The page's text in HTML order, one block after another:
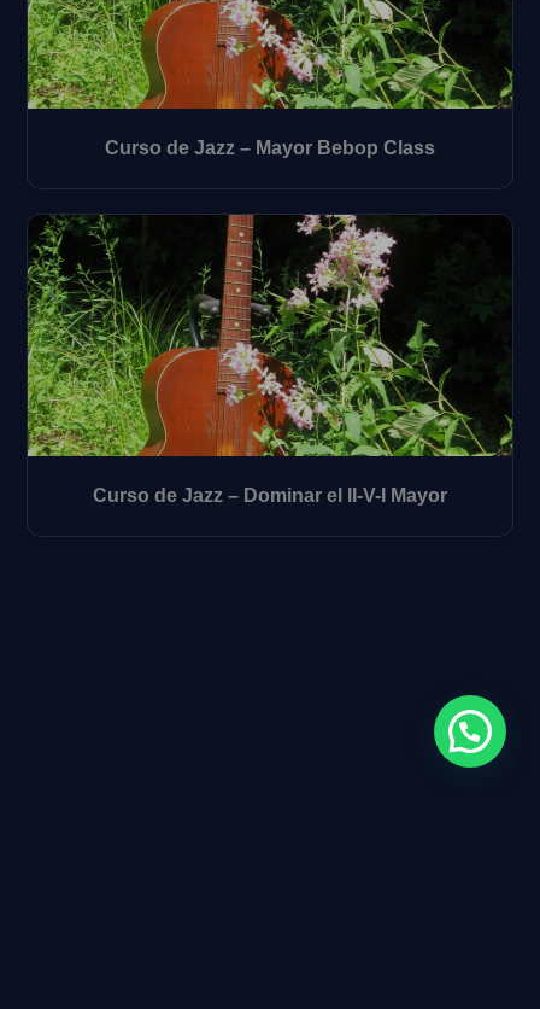
Curso de Jazz – Mayor Bebop Class
Curso de Jazz – Dominar el II-V-I Mayor